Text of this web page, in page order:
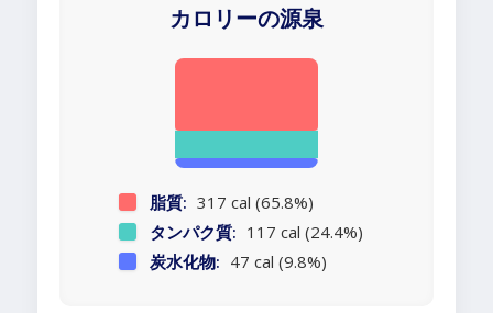
カロリーの源泉
脂質: 317 cal (65.8%)
タンパク質: 117 cal (24.4%)
炭水化物: 47 cal (9.8%)